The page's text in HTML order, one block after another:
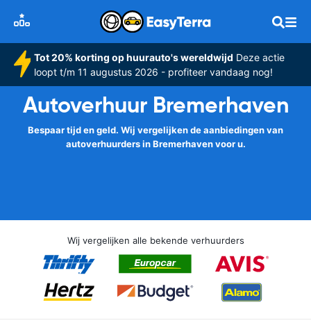
Tot 20% korting op huurauto's wereldwijd Deze actie
loopt t/m 11 augustus 2026 - profiteer vandaag nog!
Autoverhuur Bremerhaven
Bespaar tijd en geld. Wij vergelijken de aanbiedingen van
autoverhuurders in Bremerhaven voor u.
Wij vergelijken alle bekende verhuurders